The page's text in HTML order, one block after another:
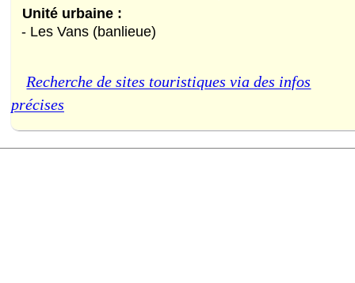
Unité urbaine :
- Les Vans (banlieue)
Recherche de sites touristiques via des infos
précises